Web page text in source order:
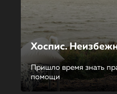
Хоспис.
Пришло время знать
помощи